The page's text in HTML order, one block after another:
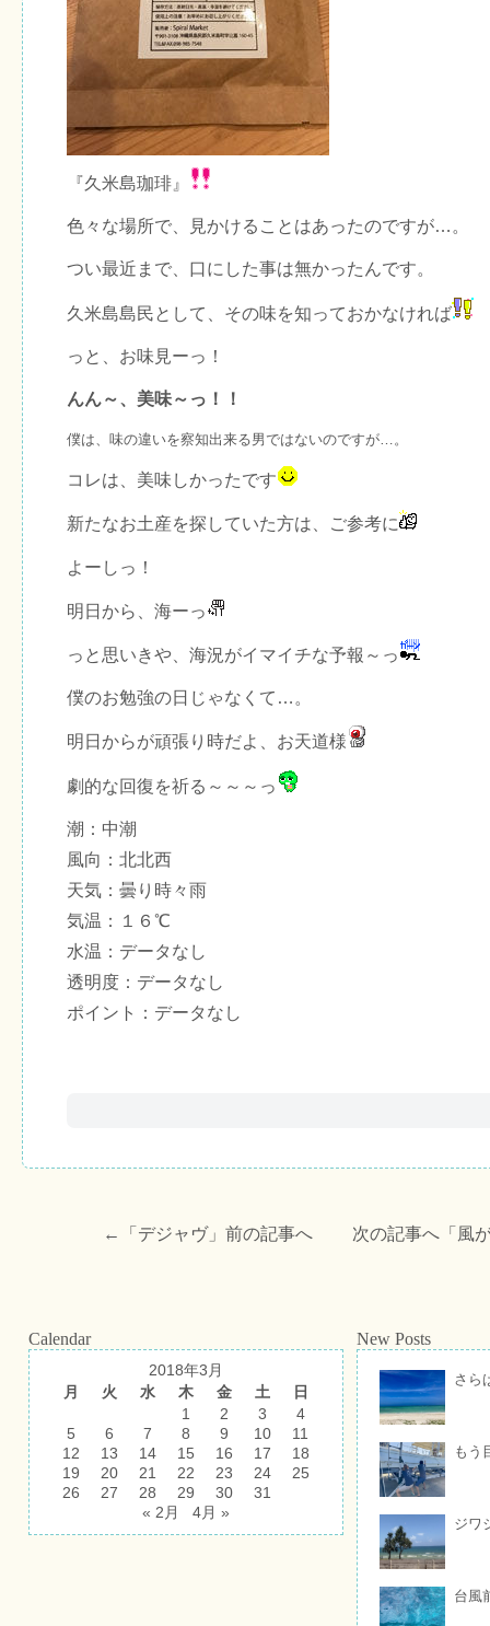
『久米島珈琲』
色々な場所で、見かけることはあったのですが…。
つい最近まで、口にした事は無かったんです。
久米島島民として、その味を知っておかなければ
っと、お味見ーっ！
んん～、美味～っ！！
僕は、味の違いを察知出来る男ではないのですが…。
コレは、美味しかったです
新たなお土産を探していた方は、ご参考に
よーしっ！
明日から、海ーっ
っと思いきや、海況がイマイチな予報～っ
僕のお勉強の日じゃなくて…。
明日からが頑張り時だよ、お天道様
劇的な回復を祈る～～～っ
潮：中潮
風向：北北西
天気：曇り時々雨
気温：１６℃
水温：データなし
透明度：データなし
ポイント：データなし
←「 デジャヴ」前の記事へ 次の記事へ「 風
Calendar
2018年3月
月
火 水 木 金 土
日
1
2 3
4
5
6 7 8 9 10
11
12
13 14 15 16 17
18
19
20 21 22 23 24
25
26
27 28 29 30
31
« 2月
4月 »
New Posts
さら
もう
ジワ
台風